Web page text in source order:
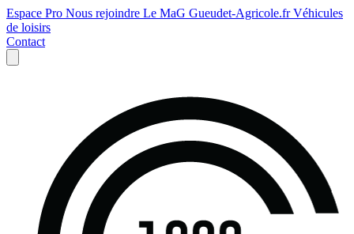
Espace Pro Nous rejoindre Le MaG Gueudet-Agricole.frVéhicules
de loisirs
Contact